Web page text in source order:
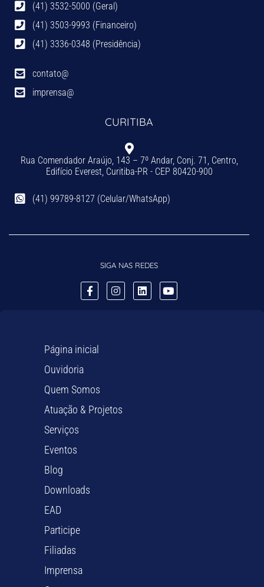
(41) 3532-5000 (Geral)
(41) 3503-9993 (Financeiro)
(41) 3336-0348 (Presidência)
contato@
imprensa@
CURITIBA
Rua Comendador Araújo, 143 – 7º Andar, Conj. 71, Centro,
Edifício Everest, Curitiba-PR - CEP 80420-900
(41) 99789-8127 (Celular/WhatsApp)
SIGA NAS REDES
Página inicial
Ouvidoria
Quem Somos
Atuação & Projetos
Serviços
Eventos
Blog
Downloads
EAD
Participe
Filiadas
Imprensa